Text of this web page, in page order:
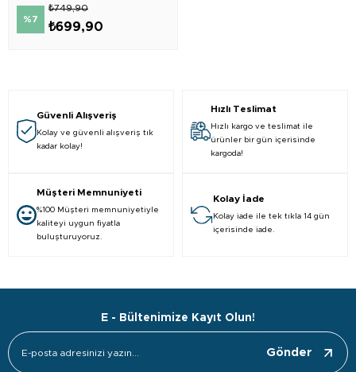
%7
₺699,90
₺749,90
Güvenli Alışveriş
Kolay ve güvenli alışveriş tık
kadar kolay!
Hızlı Teslimat
Hızlı kargo ve teslimat ile
ürünler bir gün içerisinde
kargoda!
Müşteri Memnuniyeti
%100 Müşteri memnuniyetiyle
kaliteyi uygun fiyatla
buluşturuyoruz.
Kolay İade
Kolay iade ile tek tıkla 14 gün
içerisinde iade.
E - Bültenimize Kayıt Olun!
Gönder